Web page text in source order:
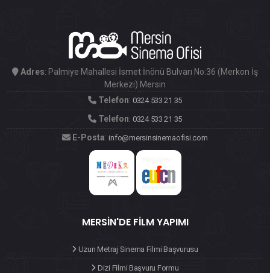
Adres: Palmiye Mahallesi İsmet İnönü Bulvarı No:36 (Merkon İş
Merkezi) Mersin
Telefon: 0324 533 21 35
Telefon: 0324 533 21 35
E-Posta:info@mersinsinemaofisi.com
MERSIN'DE FILM YAPIMI
Uzun Metraj Sinema Filmi Başvurusu
Dizi Filmi Başvuru Formu